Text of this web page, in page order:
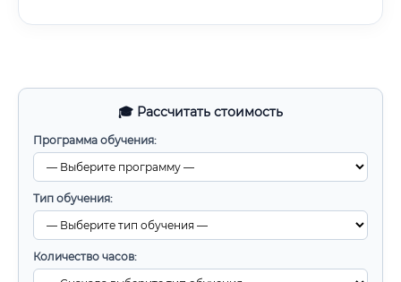
🎓 Рассчитать стоимость
Программа обучения:
Тип обучения:
Количество часов: